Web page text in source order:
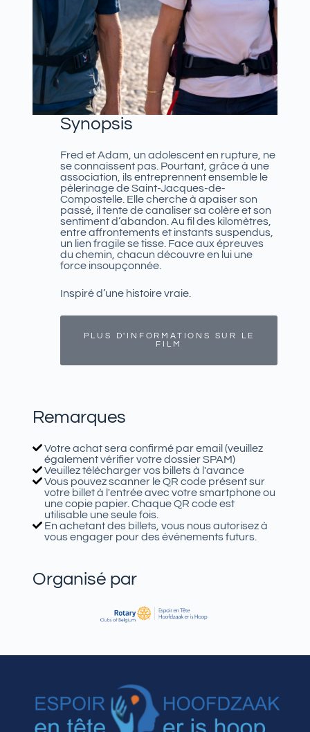
Synopsis
Fred et Adam, un adolescent en rupture, ne
se connaissent pas. Pourtant, grâce à une
association, ils entreprennent ensemble le
pèlerinage de Saint-Jacques-de-
Compostelle. Elle cherche à apaiser son
passé, il tente de canaliser sa colère et son
sentiment d’abandon. Au fil des kilomètres,
entre affrontements et instants suspendus,
un lien fragile se tisse. Face aux épreuves
du chemin, chacun découvre en lui une
force insoupçonnée.
Inspiré d’une histoire vraie.
PLUS D'INFORMATIONS SUR LE
FILM
Remarques
Votre achat sera confirmé par email (veuillez
également vérifier votre dossier SPAM)
Veuillez télécharger vos billets à l'avance
Vous pouvez scanner le QR code présent sur
votre billet à l'entrée avec votre smartphone ou
une copie papier. Chaque QR code est
utilisable une seule fois.
En achetant des billets, vous nous autorisez à
vous engager pour des événements futurs.
Organisé par